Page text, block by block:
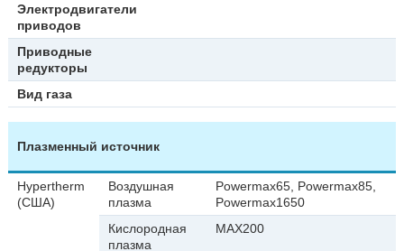
Электродвигатели
приводов
Приводные
редукторы
Вид газа
Плазменный источник
Hypertherm
(США)
Воздушная
плазма
Powermax65, Powermax85,
Powermax1650
Кислородная
плазма
MAX200